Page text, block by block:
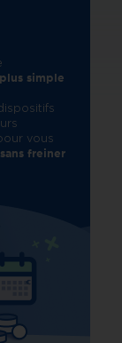
plus simple
vous
freiner